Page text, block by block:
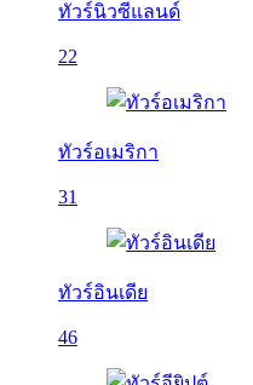
ทัวร์นิวซีแลนด์
22
ทัวร์อเมริกา
31
ทัวร์อินเดีย
46